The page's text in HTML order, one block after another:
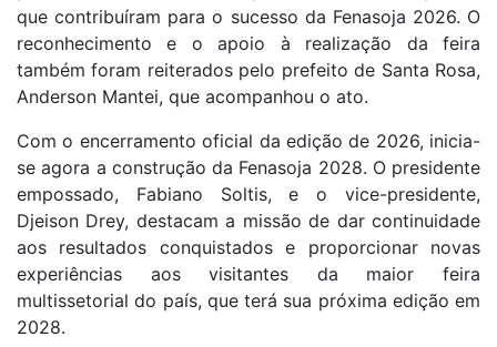
que contribuíram para o sucesso da Fenasoja 2026. O
reconhecimento e o apoio à realização da feira
também foram reiterados pelo prefeito de Santa Rosa,
Anderson Mantei, que acompanhou o ato.
Com o encerramento oficial da edição de 2026, inicia-
se agora a construção da Fenasoja 2028. O presidente
empossado, Fabiano Soltis, e o vice-presidente,
Djeison Drey, destacam a missão de dar continuidade
aos resultados conquistados e proporcionar novas
experiências aos visitantes da maior feira
multissetorial do país, que terá sua próxima edição em
2028.